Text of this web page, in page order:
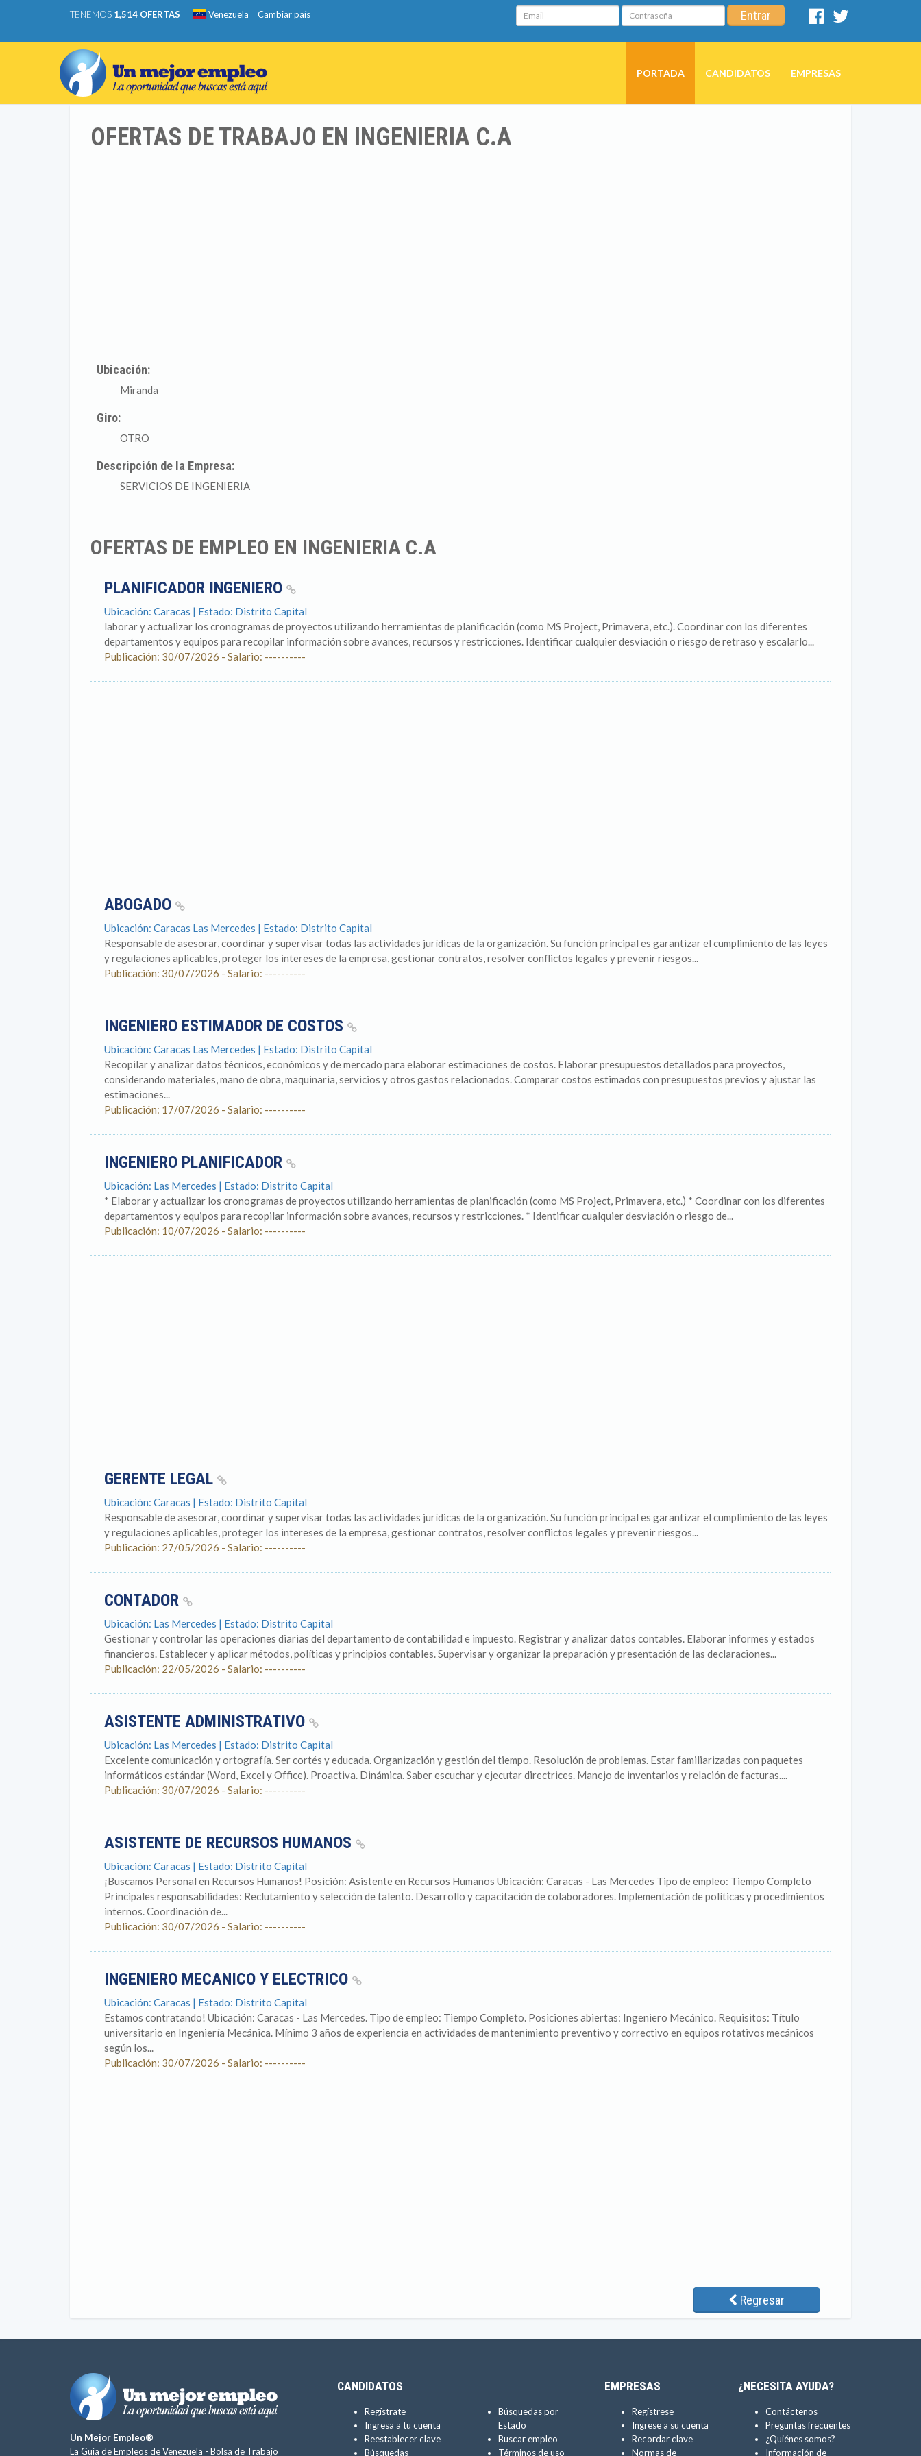
TENEMOS 1,514 OFERTAS Venezuela Cambiar país Email Contraseña Entrar
Facebook
PORTADA CANDIDATOS EMPRESAS
OFERTAS DE TRABAJO EN INGENIERIA C.A
Ubicación:
Miranda
Giro:
OTRO
Descripción de la Empresa:
SERVICIOS DE INGENIERIA
OFERTAS DE EMPLEO EN INGENIERIA C.A
PLANIFICADOR INGENIERO
Ubicación: Caracas | Estado: Distrito Capital
laborar y actualizar los cronogramas de proyectos utilizando herramientas de planificación (como MS Project, Primavera, etc.). Coordinar con los diferentes
departamentos y equipos para recopilar información sobre avances, recursos y restricciones. Identificar cualquier desviación o riesgo de retraso y escalarlo...
Publicación: 30/07/2026 - Salario: ----------
ABOGADO
Ubicación: Caracas Las Mercedes | Estado: Distrito Capital
Responsable de asesorar, coordinar y supervisar todas las actividades jurídicas de la organización. Su función principal es garantizar el cumplimiento de las leyes
y regulaciones aplicables, proteger los intereses de la empresa, gestionar contratos, resolver conflictos legales y prevenir riesgos...
Publicación: 30/07/2026 - Salario: ----------
INGENIERO ESTIMADOR DE COSTOS
Ubicación: Caracas Las Mercedes | Estado: Distrito Capital
Recopilar y analizar datos técnicos, económicos y de mercado para elaborar estimaciones de costos. Elaborar presupuestos detallados para proyectos,
considerando materiales, mano de obra, maquinaria, servicios y otros gastos relacionados. Comparar costos estimados con presupuestos previos y ajustar las
estimaciones...
Publicación: 17/07/2026 - Salario: ----------
INGENIERO PLANIFICADOR
Ubicación: Las Mercedes | Estado: Distrito Capital
* Elaborar y actualizar los cronogramas de proyectos utilizando herramientas de planificación (como MS Project, Primavera, etc.) * Coordinar con los diferentes
departamentos y equipos para recopilar información sobre avances, recursos y restricciones. * Identificar cualquier desviación o riesgo de...
Publicación: 10/07/2026 - Salario: ----------
GERENTE LEGAL
Ubicación: Caracas | Estado: Distrito Capital
Responsable de asesorar, coordinar y supervisar todas las actividades jurídicas de la organización. Su función principal es garantizar el cumplimiento de las leyes
y regulaciones aplicables, proteger los intereses de la empresa, gestionar contratos, resolver conflictos legales y prevenir riesgos...
Publicación: 27/05/2026 - Salario: ----------
CONTADOR
Ubicación: Las Mercedes | Estado: Distrito Capital
Gestionar y controlar las operaciones diarias del departamento de contabilidad e impuesto. Registrar y analizar datos contables. Elaborar informes y estados
financieros. Establecer y aplicar métodos, políticas y principios contables. Supervisar y organizar la preparación y presentación de las declaraciones...
Publicación: 22/05/2026 - Salario: ----------
ASISTENTE ADMINISTRATIVO
Ubicación: Las Mercedes | Estado: Distrito Capital
Excelente comunicación y ortografía. Ser cortés y educada. Organización y gestión del tiempo. Resolución de problemas. Estar familiarizadas con paquetes
informáticos estándar (Word, Excel y Office). Proactiva. Dinámica. Saber escuchar y ejecutar directrices. Manejo de inventarios y relación de facturas....
Publicación: 30/07/2026 - Salario: ----------
ASISTENTE DE RECURSOS HUMANOS
Ubicación: Caracas | Estado: Distrito Capital
¡Buscamos Personal en Recursos Humanos! Posición: Asistente en Recursos Humanos Ubicación: Caracas - Las Mercedes Tipo de empleo: Tiempo Completo
Principales responsabilidades: Reclutamiento y selección de talento. Desarrollo y capacitación de colaboradores. Implementación de políticas y procedimientos
internos. Coordinación de...
Publicación: 30/07/2026 - Salario: ----------
INGENIERO MECANICO Y ELECTRICO
Ubicación: Caracas | Estado: Distrito Capital
Estamos contratando! Ubicación: Caracas - Las Mercedes. Tipo de empleo: Tiempo Completo. Posiciones abiertas: Ingeniero Mecánico. Requisitos: Título
universitario en Ingeniería Mecánica. Mínimo 3 años de experiencia en actividades de mantenimiento preventivo y correctivo en equipos rotativos mecánicos
según los...
Publicación: 30/07/2026 - Salario: ----------
Regresar
Un Mejor Empleo®
La Guía de Empleos de Venezuela - Bolsa de Trabajo
CANDIDATOS
Regístrate
Ingresa a tu cuenta
Reestablecer clave
Búsquedas
Búsquedas por
Estado
Buscar empleo
Términos de uso
EMPRESAS
Regístrese
Ingrese a su cuenta
Recordar clave
Normas de
¿NECESITA AYUDA?
Contáctenos
Preguntas frecuentes
¿Quiénes somos?
Información de